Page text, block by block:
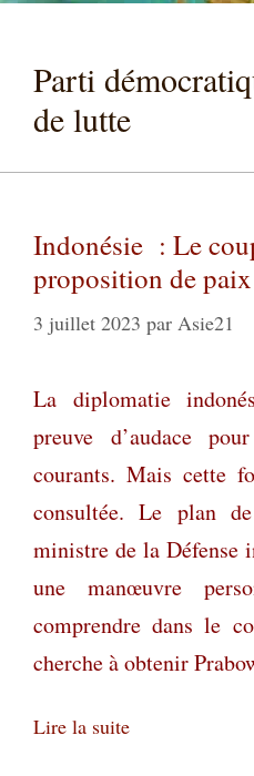
Parti
de lutte
Indonésie : Le
proposition de
3 juillet 2023 par Asie21
La diplomatie
preuve d’audace
courants. Mais cette
consultée. Le plan
ministre de la Défense
une manœuvre
comprendre dans le
cherche à obtenir
Lire la suite